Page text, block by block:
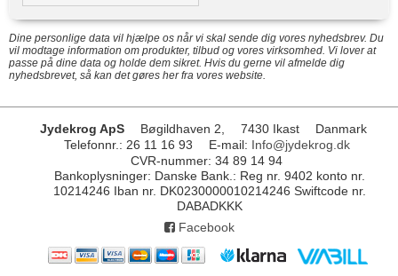
Dine personlige data vil hjælpe os når vi skal sende dig vores nyhedsbrev. Du
vil modtage information om produkter, tilbud og vores virksomhed. Vi lover at
passe på dine data og holde dem sikret. Hvis du gerne vil afmelde dig
nyhedsbrevet, så kan det gøres her fra vores website.
Jydekrog ApS Bøgildhaven 2, 7430 Ikast
Danmark
Telefonnr. : 26 11 16 93 E-mail: Info@jydekrog.dk
CVR-nummer: 34 89 14 94
Bankoplysninger: Danske Bank.: Reg nr. 9402 konto nr.
10214246 Iban nr. DK0230000010214246 Swiftcode nr.
DABADKKK
Facebook